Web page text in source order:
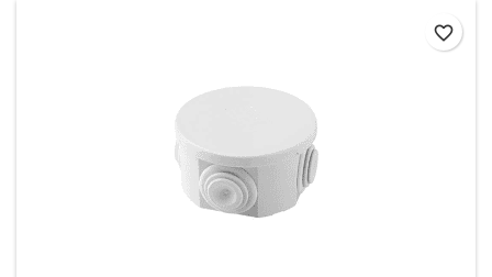
favorite_border